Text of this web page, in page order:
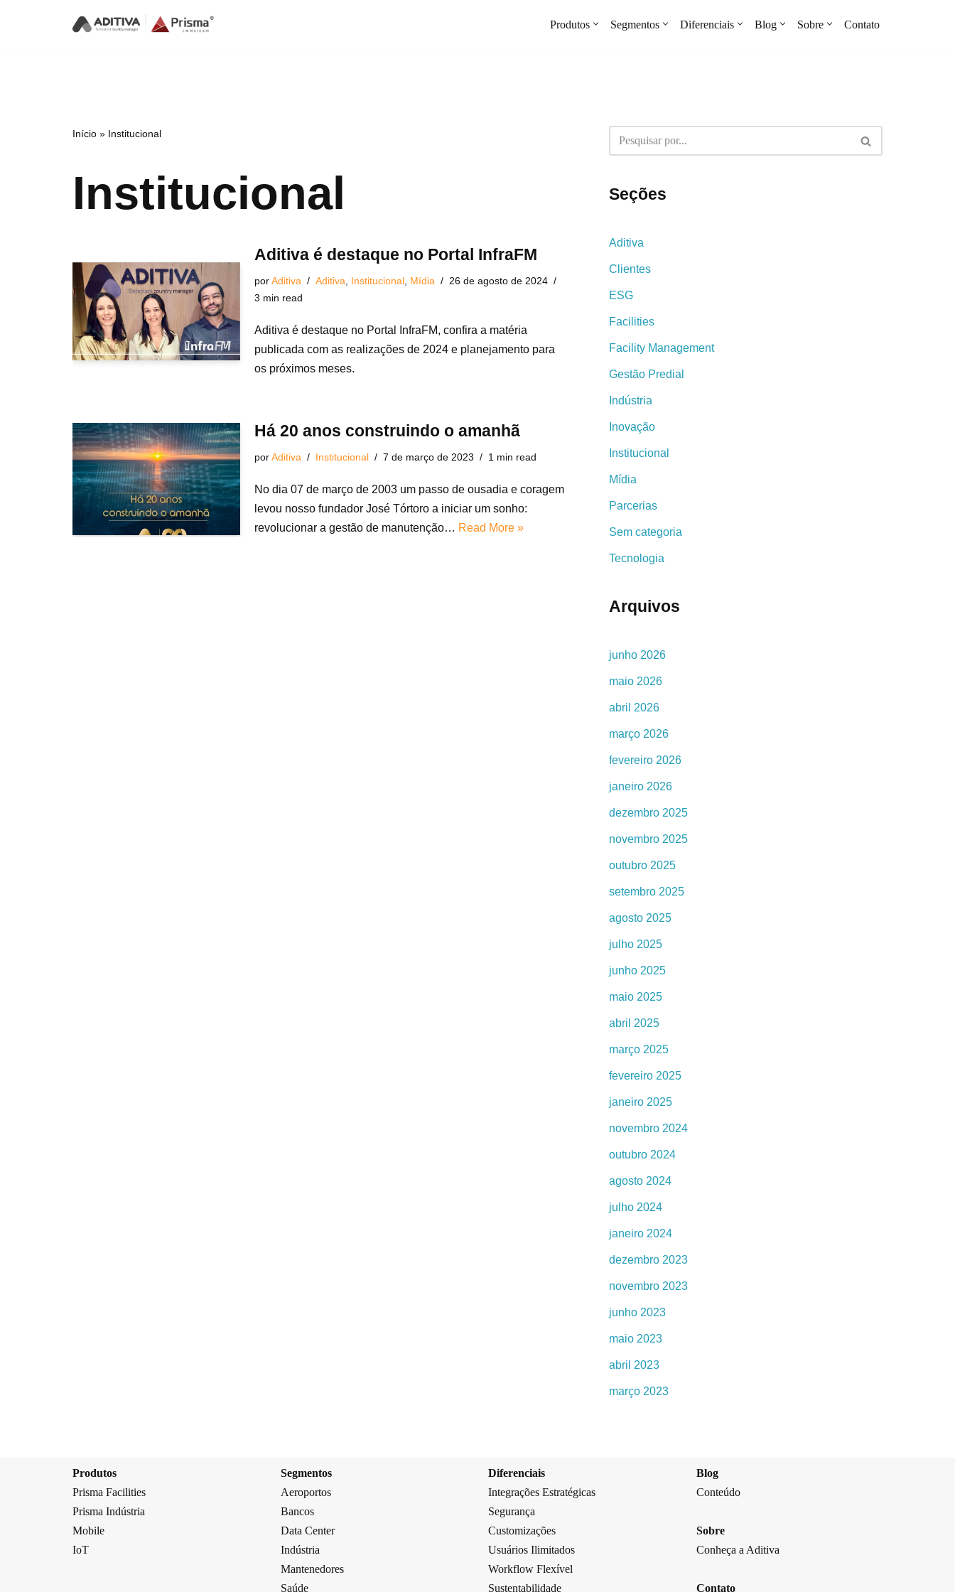
Produtos Segmentos Diferenciais Blog Sobre Contato
Início » Institucional
Institucional
Aditiva é destaque no Portal InfraFM
porAditiva Aditiva Institucional Mídia
26 de agosto de 2024
3 min read
Aditiva é destaque no Portal InfraFM, confira a matéria
publicada com as realizações de 2024 e planejamento para
os próximos meses.
Há 20 anos construindo o amanhã
porAditiva Institucional 7 de março de 2023 1 min read
No dia 07 de março de 2003 um passo de ousadia e coragem
levou nosso fundador José Tórtoro a iniciar um sonho:
revolucionar a gestão de manutenção… Read More »
Seções
Aditiva
Clientes
ESG
Facilities
Facility Management
Gestão Predial
Indústria
Inovação
Institucional
Mídia
Parcerias
Sem categoria
Tecnologia
Arquivos
junho 2026
maio 2026
abril 2026
março 2026
fevereiro 2026
janeiro 2026
dezembro 2025
novembro 2025
outubro 2025
setembro 2025
agosto 2025
julho 2025
junho 2025
maio 2025
abril 2025
março 2025
fevereiro 2025
janeiro 2025
novembro 2024
outubro 2024
agosto 2024
julho 2024
janeiro 2024
dezembro 2023
novembro 2023
junho 2023
maio 2023
abril 2023
março 2023
Produtos
Prisma Facilities
Prisma Indústria
Mobile
IoT
Segmentos
Aeroportos
Bancos
Data Center
Indústria
Mantenedores
Saúde
Diferenciais
Integrações Estratégicas
Segurança
Customizações
Usuários Ilimitados
Workflow Flexível
Sustentabilidade
Blog
Conteúdo
Sobre
Conheça a Aditiva
Contato